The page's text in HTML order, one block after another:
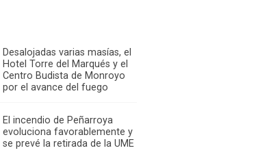
Desalojadas varias masías, el
Hotel Torre del Marqués y el
Centro Budista de Monroyo
por el avance del fuego
El incendio de Peñarroya
evoluciona favorablemente y
se prevé la retirada de la UME